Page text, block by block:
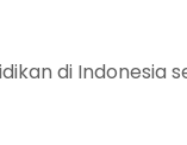
di Indonesia